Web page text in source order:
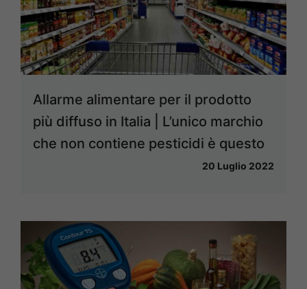
Allarme alimentare per il prodotto
più diffuso in Italia | L’unico marchio
che non contiene pesticidi è questo
20 Luglio 2022